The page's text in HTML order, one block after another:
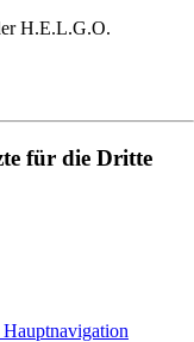
H.E.L.G.O.
für die Dritte